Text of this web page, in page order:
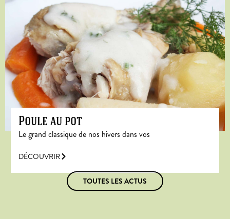
Poule au pot
Le grand classique de nos hivers dans vos
DÉCOUVRIR
TOUTES LES ACTUS